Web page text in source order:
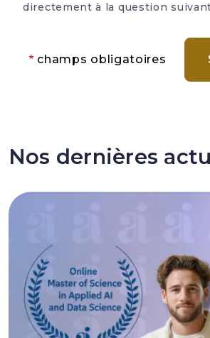
directement à la question
champs obligatoires
Nos dernières